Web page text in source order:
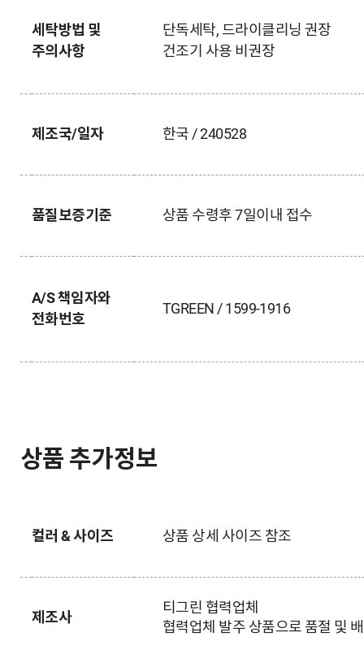
세탁방법 및
주의사항
단독세탁, 드라이클리닝 권장
건조기 사용 비권장
제조국/일자 한국 / 240528
품질보증기준 상품 수령후 7일이내 접수
A/S 책임자와
전화번호
TGREEN / 1599-1916
상품 추가정보
컬러 & 사이즈 상품 상세 사이즈 참조
제조사
티그린 협력업체
협력업체 발주 상품으로 품절 및